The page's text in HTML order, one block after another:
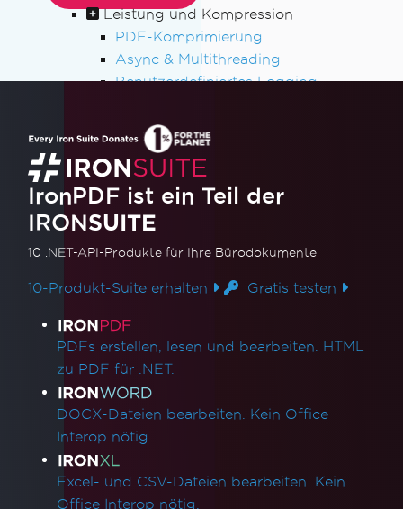
Leistung und Kompression
PDF-Komprimierung
Async & Multithreading
Benutzerdefiniertes Logging
PDF-Anzeige und -Druck
PDFs in MAUI anzeigen
Auf einen physischen Drucker drucken
Fehlersuche
Technischen Support kontaktieren
Support für IronPDF
Den besten Support für IronPDF erhalten
Bereitstellung
Visual C++ Redistributable für Visual Studio
AWS Lambda / Amazon Linux 2
Segmentierungsfehler auf AWS Lambda
IronCefSubprocess
Debugging von Azure Functions-Projekten
auf der lokalen Maschine
Windows Nano Server / Servercore in .Net6
IronPDF ist ein Teil der
IRONSUITE
10 .NET-API-Produkte für Ihre Bürodokumente
10-Produkt-Suite erhalten Gratis testen
Produktlinks
PDFs erstellen, lesen und bearbeiten. HTML
zu PDF für .NET.
DOCX-Dateien bearbeiten. Kein Office
Interop nötig.
Excel- und CSV-Dateien bearbeiten. Kein
Office Interop nötig.